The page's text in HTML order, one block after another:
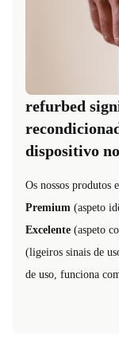
refurbed
dispositivo
Os nossos produtos
Premium (aspeto
Excelente (aspeto
(ligeiros sinais de
de uso, funciona